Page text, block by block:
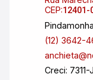
CEP:12401-
(12) 3642-
Creci: 7311-J